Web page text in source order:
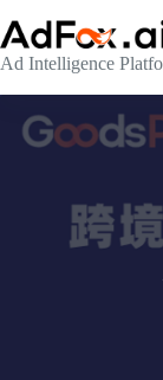
至
内
容
Ad Intelligence